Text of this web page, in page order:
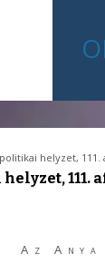
helyzet, 111.
111.
Az Anya